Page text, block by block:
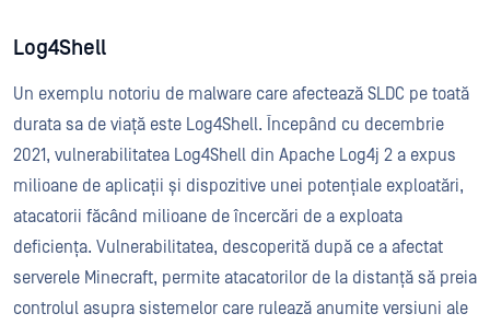
Log4Shell
Un exemplu notoriu de malware care afectează SLDC pe toată
durata sa de viață este Log4Shell. Începând cu decembrie
2021, vulnerabilitatea Log4Shell din Apache Log4j 2 a expus
milioane de aplicații și dispozitive unei potențiale exploatări,
atacatorii făcând milioane de încercări de a exploata
deficiența. Vulnerabilitatea, descoperită după ce a afectat
serverele Minecraft, permite atacatorilor de la distanță să preia
controlul asupra sistemelor care rulează anumite versiuni ale